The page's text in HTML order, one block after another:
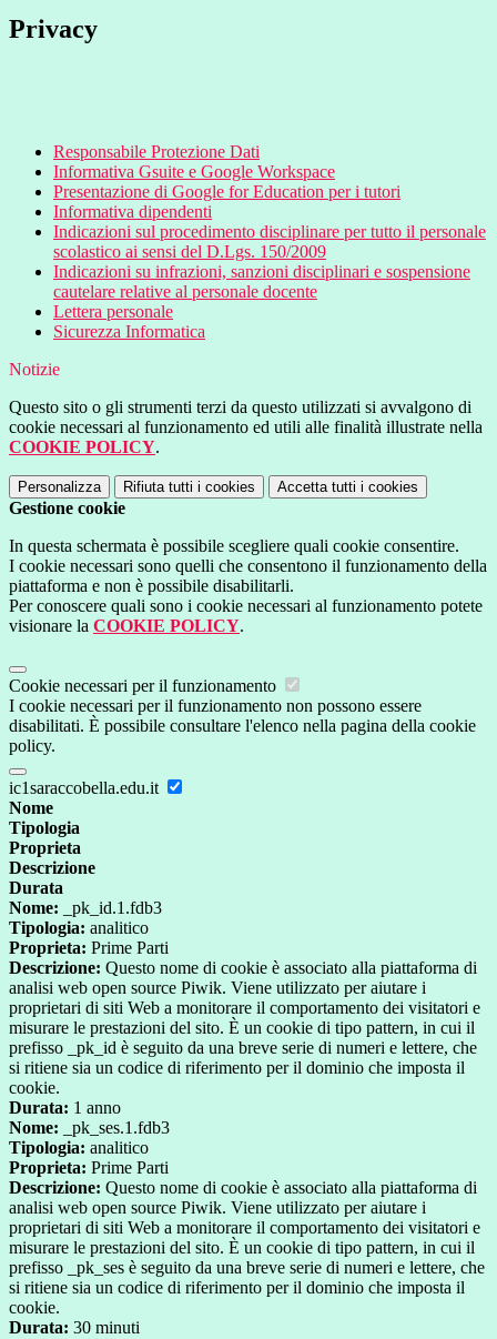
Privacy
Responsabile Protezione Dati
Informativa Gsuite e Google Workspace
Presentazione di Google for Education per i tutori
Informativa dipendenti
Indicazioni sul procedimento disciplinare per tutto il personale
scolastico ai sensi del D.Lgs. 150/2009
Indicazioni su infrazioni, sanzioni disciplinari e sospensione
cautelare relative al personale docente
Lettera personale
Sicurezza Informatica
Notizie
Questo sito o gli strumenti terzi da questo utilizzati si avvalgono di
cookie necessari al funzionamento ed utili alle finalità illustrate nella
COOKIE POLICY.
Personalizza Rifiuta tutti i cookies Accetta tutti i cookies
Gestione cookie
In questa schermata è possibile scegliere quali cookie consentire.
I cookie necessari sono quelli che consentono il funzionamento della
piattaforma e non è possibile disabilitarli.
Per conoscere quali sono i cookie necessari al funzionamento potete
visionare la COOKIE POLICY.
Cookie necessari per il funzionamento
I cookie necessari per il funzionamento non possono essere
disabilitati. È possibile consultare l'elenco nella pagina della cookie
policy.
ic1saraccobella.edu.it
Nome
Tipologia
Proprieta
Descrizione
Durata
Nome: _pk_id.1.fdb3
Tipologia: analitico
Proprieta: Prime Parti
Descrizione: Questo nome di cookie è associato alla piattaforma di
analisi web open source Piwik. Viene utilizzato per aiutare i
proprietari di siti Web a monitorare il comportamento dei visitatori e
misurare le prestazioni del sito. È un cookie di tipo pattern, in cui il
prefisso _pk_id è seguito da una breve serie di numeri e lettere, che
si ritiene sia un codice di riferimento per il dominio che imposta il
cookie.
Durata: 1 anno
Nome: _pk_ses.1.fdb3
Tipologia: analitico
Proprieta: Prime Parti
Descrizione: Questo nome di cookie è associato alla piattaforma di
analisi web open source Piwik. Viene utilizzato per aiutare i
proprietari di siti Web a monitorare il comportamento dei visitatori e
misurare le prestazioni del sito. È un cookie di tipo pattern, in cui il
prefisso _pk_ses è seguito da una breve serie di numeri e lettere, che
si ritiene sia un codice di riferimento per il dominio che imposta il
cookie.
Durata: 30 minuti